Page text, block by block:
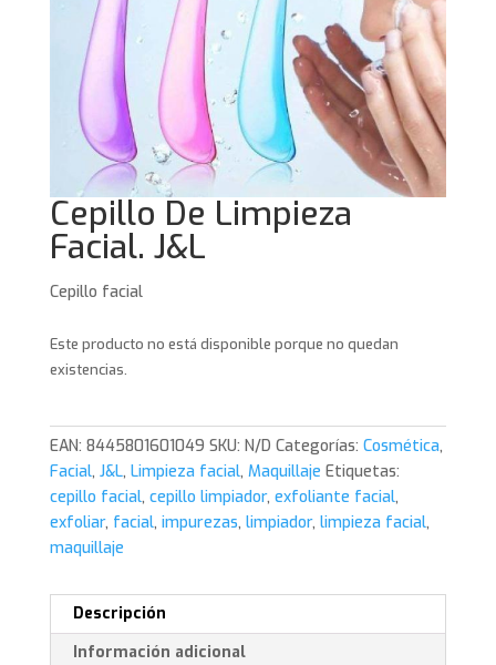
Cepillo De Limpieza
Facial. J&L
Cepillo facial
Este producto no está disponible porque no quedan
existencias.
EAN: 8445801601049 SKU: N/D Categorías: Cosmética,
Facial, J&L, Limpieza facial, Maquillaje Etiquetas:
cepillo facial, cepillo limpiador, exfoliante facial,
exfoliar, facial, impurezas, limpiador, limpieza facial,
maquillaje
Descripción
Información adicional